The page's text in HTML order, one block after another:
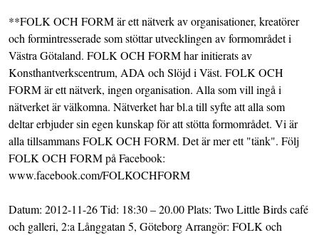
**FOLK OCH FORM är ett nätverk av organisationer, kreatörer
och formintresserade som stöttar utvecklingen av formområdet i
Västra Götaland. FOLK OCH FORM har initierats av
Konsthantverkscentrum, ADA och Slöjd i Väst. FOLK OCH
FORM är ett nätverk, ingen organisation. Alla som vill ingå i
nätverket är välkomna. Nätverket har bl.a till syfte att alla som
deltar erbjuder sin egen kunskap för att stötta formområdet. Vi är
alla tillsammans FOLK OCH FORM. Det är mer ett "tänk". Följ
FOLK OCH FORM på Facebook:
www.facebook.com/FOLKOCHFORM
Datum: 2012-11-26 Tid: 18:30 – 20.00 Plats: Two Little Birds café
och galleri, 2:a Långgatan 5, Göteborg Arrangör: FOLK och